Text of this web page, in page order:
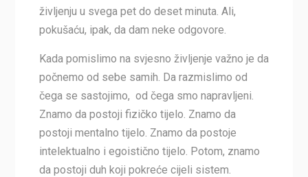
življenju u svega pet do deset minuta. Ali,
pokušaću, ipak, da dam neke odgovore.
Kada pomislimo na svjesno življenje važno je da
počnemo od sebe samih. Da razmislimo od
čega se sastojimo, od čega smo napravljeni.
Znamo da postoji fizičko tijelo. Znamo da
postoji mentalno tijelo. Znamo da postoje
intelektualno i egoistično tijelo. Potom, znamo
da postoji duh koji pokreće cijeli sistem.